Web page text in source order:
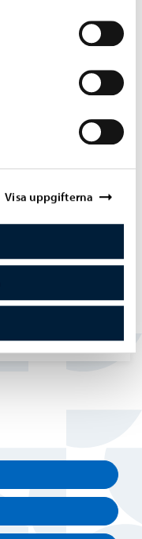
Visa uppgifterna